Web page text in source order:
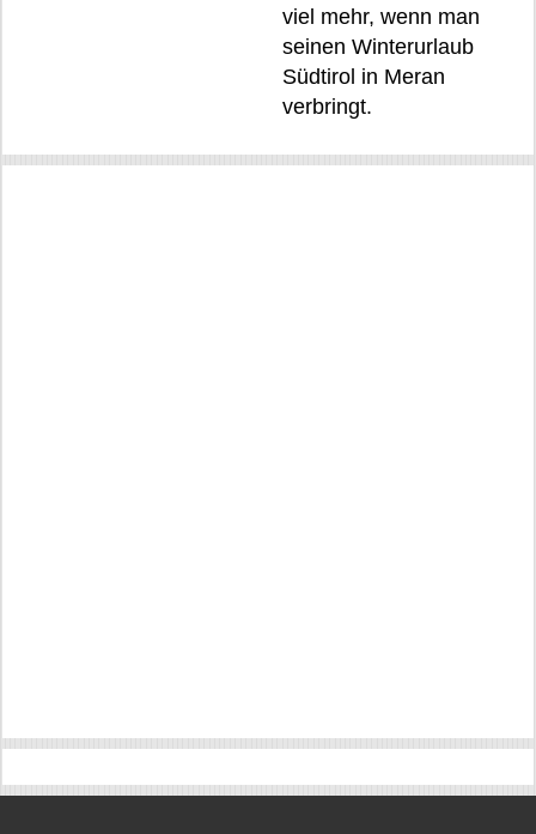
viel mehr, wenn man
seinen Winterurlaub
Südtirol in Meran
verbringt.